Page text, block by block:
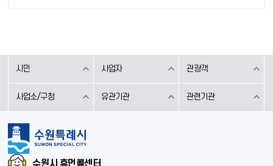
시민 사업자 관광객
사업소/구청 유관기관 관련기관
수원시 휴먼콜센터